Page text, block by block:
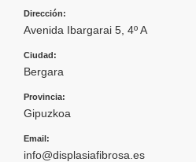
Dirección:
Avenida Ibargarai 5, 4º A
Ciudad:
Bergara
Provincia:
Gipuzkoa
Email:
info@displasiafibrosa.es